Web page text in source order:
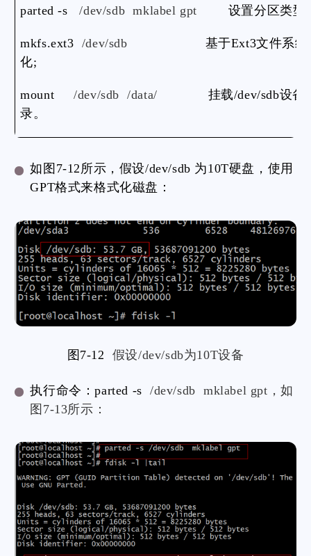
parted -s /dev/sdb mklabel gpt 设置分区类型
mkfs.ext3 /dev/sdb 基于Ext3文件系
化;
mount /dev/sdb /data/ 挂载/dev/sdb设备
录。
如图7-12所示，假设/dev/sdb 为10T硬盘，使用
GPT格式来格式化磁盘：
图7-12 假设/dev/sdb为10T设备
执行命令：parted -s /dev/sdb mklabel gpt，如
图7-13所示：